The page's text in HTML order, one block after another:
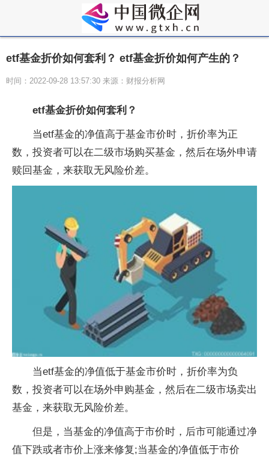
etf基金折价如何套利？ etf基金折价如何产生的？
时间：2022-09-28 13:57:30 来源：财报分析网
etf基金折价如何套利？
当etf基金的净值高于基金市价时，折价率为正
数，投资者可以在二级市场购买基金，然后在场外申请
赎回基金，来获取无风险价差。
当etf基金的净值低于基金市价时，折价率为负
数，投资者可以在场外申购基金，然后在二级市场卖出
基金，来获取无风险价差。
但是，当基金的净值高于市价时，后市可能通过净
值下跌或者市价上涨来修复;当基金的净值低于市价